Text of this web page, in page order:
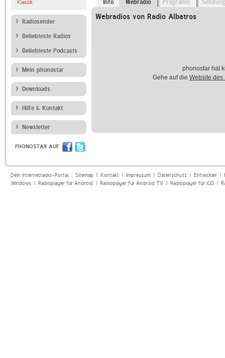
Klassik
Radiosender
Beliebteste Radios
Beliebteste Podcasts
Mein phonostar
Downloads
Hilfe & Kontakt
Newsletter
PHONOSTAR AUF
Info Webradio Programm
Webradios von Radio Albatros
phonostar hat
Gehe auf die Website des
Dein Internetradio-Portal : Sitemap| Kontakt| Impressum| Datenschutz| Entwickler|
Windows| Radioplayer für Android| Radioplayer für Android TV| Radioplayer für iOS|